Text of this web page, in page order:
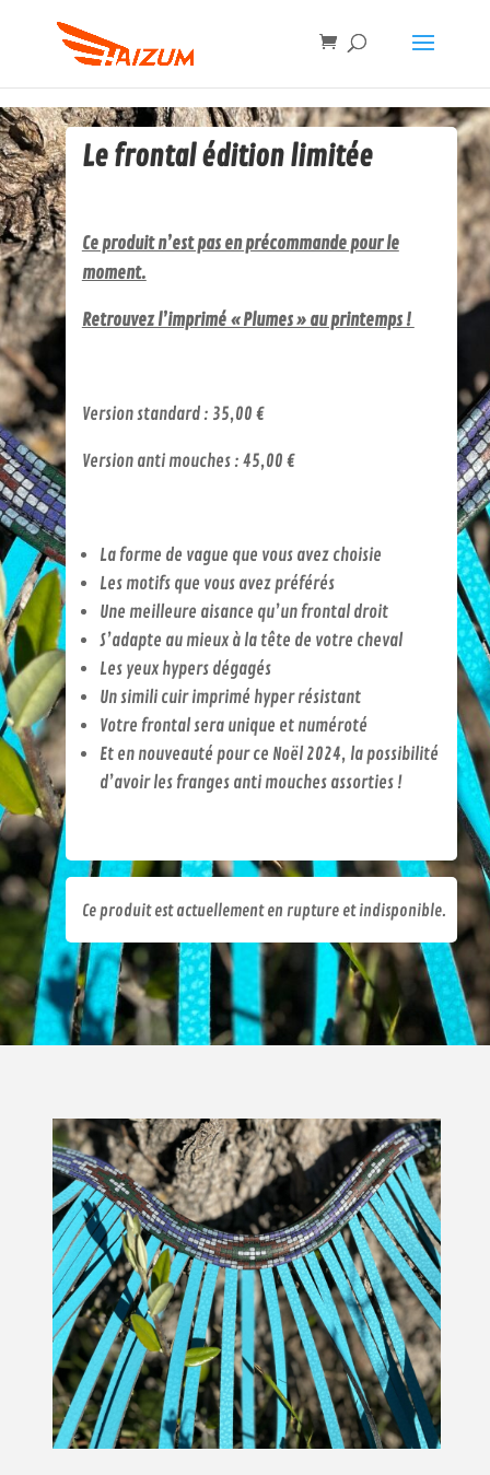
Le frontal édition limitée
Ce produit n’est pas en précommande pour le
moment.
Retrouvez l’imprimé « Plumes » au printemps !
Version standard : 35,00 €
Version anti mouches : 45,00 €
La forme de vague que vous avez choisie
Les motifs que vous avez préférés
Une meilleure aisance qu’un frontal droit
S’adapte au mieux à la tête de votre cheval
Les yeux hypers dégagés
Un simili cuir imprimé hyper résistant
Votre frontal sera unique et numéroté
Et en nouveauté pour ce Noël 2024, la possibilité
d’avoir les franges anti mouches assorties !
Ce produit est actuellement en rupture et indisponible.